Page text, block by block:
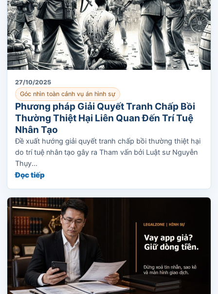
27/10/2025
Góc nhìn toàn cảnh vụ án hình sự
Phương pháp Giải Quyết Tranh Chấp Bồi
Thường Thiệt Hại Liên Quan Đến Trí Tuệ
Nhân Tạo
Đề xuất hướng giải quyết tranh chấp bồi thường thiệt hại
do trí tuệ nhân tạo gây ra Tham vấn bởi Luật sư Nguyễn
Thụy...
Đọc tiếp